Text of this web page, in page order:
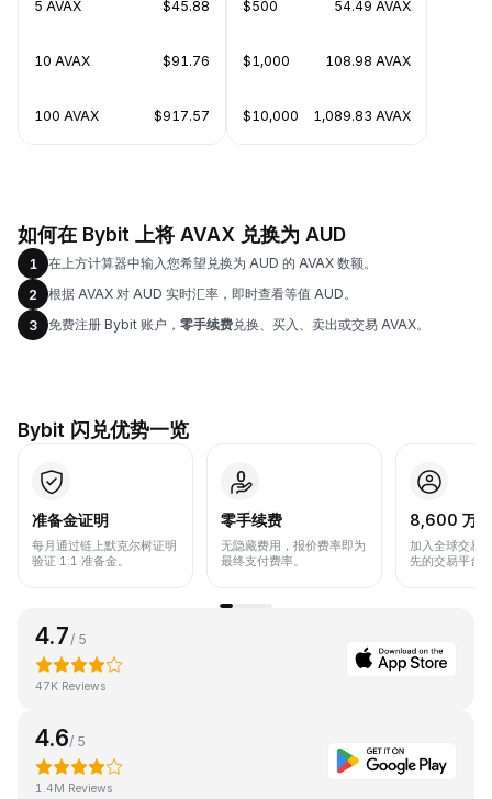
5 AVAX $45.88
10 AVAX $91.76
100 AVAX $917.57
$500 54.49 AVAX
$1,000 108.98 AVAX
$10,000 1,089.83 AVAX
如何在 Bybit 上将 AVAX 兑换为 AUD
1
在上方计算器中输入您希望兑换为 AUD 的 AVAX 数额。
2
根据 AVAX 对 AUD 实时汇率，即时查看等值 AUD。
3
免费注册 Bybit 账户， 零手续费 兑换、买入、卖出或交易 AVAX。
Bybit 闪兑优势一览
准备金证明
每月通过链上默克尔树证明
验证 1:1 准备金。
零手续费
无隐藏费用，报价费率即为
最终支付费率。
8,600 万+
加入全球交易
先的交易平台
4.7/ 5
47K Reviews
4.6/ 5
1.4M Reviews